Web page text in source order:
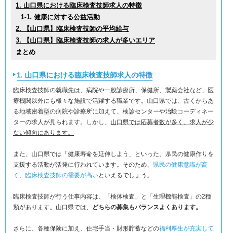
1. 山口県における臨床検査技師求人の特徴
1-1. 健康に対する公益活動
2. 【山口県】臨床検査技師の平均給与
3. 【山口県】臨床検査技師の求人が多いエリア
まとめ
1. 山口県における臨床検査技師求人の特徴
臨床検査技師の就職先は、病院や一般診療所、保健所、製薬会社など、医
療機関以外にも様々な施設で活躍する職業です。山口県では、古くからあ
る地域密着型の病院や診療所に加えて、検診センターや治験コーディネー
ターの求人が見られます。しかし、 山口県では応募者数が多く、求人が少
ない傾向にあります。
また、山口県では「健康寿命を延伸しよう」といった、県民の健康作りを
支援する活動が活発に行われています。そのため、 県民の健康意識が高
く、臨床検査技師の需要が高いといえるでしょう。
臨床検査技師が行う仕事内容は、「検体検査」と「生理機能検査」の2種
類があります。山口県では、
どちらの募集もバランスよくあります。
さらに、各種保険に加え、住宅手当・財形貯蓄などの福利厚生が充実して